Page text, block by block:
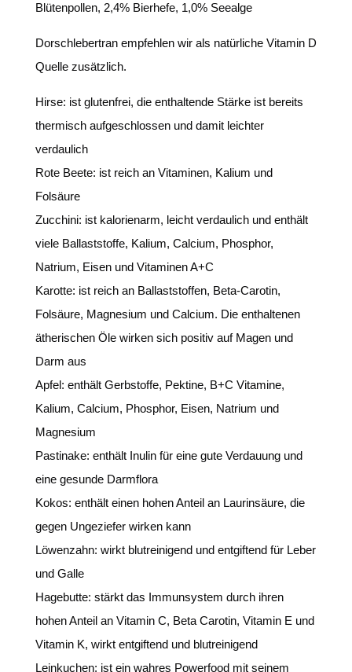
Blütenpollen, 2,4% Bierhefe, 1,0% Seealge
Dorschlebertran empfehlen wir als natürliche Vitamin D
Quelle zusätzlich.
Hirse: ist glutenfrei, die enthaltende Stärke ist bereits
thermisch aufgeschlossen und damit leichter
verdaulich
Rote Beete: ist reich an Vitaminen, Kalium und
Folsäure
Zucchini: ist kalorienarm, leicht verdaulich und enthält
viele Ballaststoffe, Kalium, Calcium, Phosphor,
Natrium, Eisen und Vitaminen A+C
Karotte: ist reich an Ballaststoffen, Beta-Carotin,
Folsäure, Magnesium und Calcium. Die enthaltenen
ätherischen Öle wirken sich positiv auf Magen und
Darm aus
Apfel: enthält Gerbstoffe, Pektine, B+C Vitamine,
Kalium, Calcium, Phosphor, Eisen, Natrium und
Magnesium
Pastinake: enthält Inulin für eine gute Verdauung und
eine gesunde Darmflora
Kokos: enthält einen hohen Anteil an Laurinsäure, die
gegen Ungeziefer wirken kann
Löwenzahn: wirkt blutreinigend und entgiftend für Leber
und Galle
Hagebutte: stärkt das Immunsystem durch ihren
hohen Anteil an Vitamin C, Beta Carotin, Vitamin E und
Vitamin K, wirkt entgiftend und blutreinigend
Leinkuchen: ist ein wahres Powerfood mit seinem